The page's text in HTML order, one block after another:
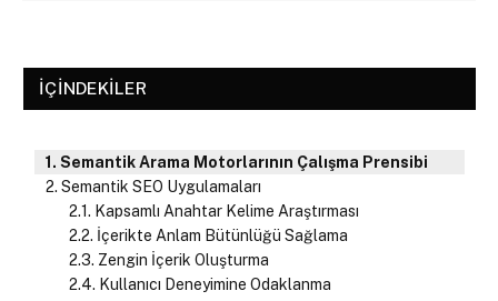
İÇINDEKILER
Semantik Arama Motorlarının Çalışma Prensibi
Semantik SEO Uygulamaları
Kapsamlı Anahtar Kelime Araştırması
İçerikte Anlam Bütünlüğü Sağlama
Zengin İçerik Oluşturma
Kullanıcı Deneyimine Odaklanma